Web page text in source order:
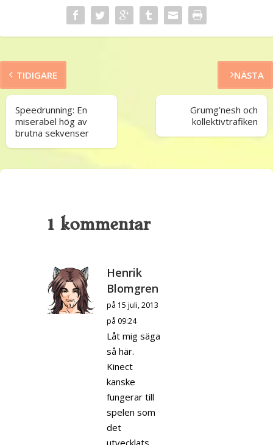
TIDIGARE
Speedrunning: En
miserabel hög av
brutna sekvenser
NÄSTA
Grumg’nesh och
kollektivtrafiken
1 kommentar
Henrik
Blomgren
på 15 juli, 2013
på 09:24
Låt mig säga
så här.
Kinect
kanske
fungerar till
spelen som
det
utvecklats